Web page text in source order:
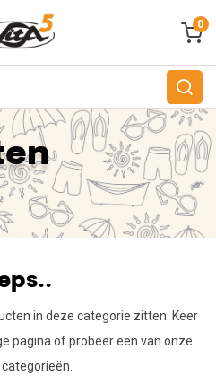
0
in deze categorie zitten. Keer
pagina of probeer een van onze